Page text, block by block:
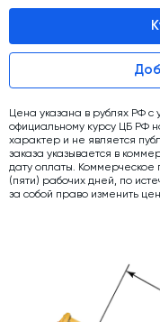
Склады инертных
Силосы для цемента
Растариватели Биг-
Тепловое
Дозаторы для
Затворы для силосов
Оборудование для
Пневмооборудование
Цена указана в рублях РФ с
официальному курсу ЦБ РФ
характер и не является
заказа указывается в
дату оплаты.
(пяти) рабочих дней, по
за собой право изменить